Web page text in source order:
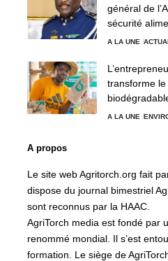
général de
sécurité
A LA UNE
transforme
A LA UNE
A propos
Le site web Agritorch.org fait
dispose du journal bimestriel
sont reconnus par la HAAC.
AgriTorch media est fondé par
renommé mondial. Il s’est
formation. Le siège de